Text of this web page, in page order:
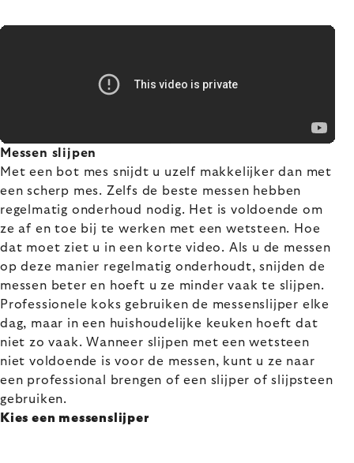
Messen slijpen
Met een bot mes snijdt u uzelf makkelijker dan met
een scherp mes. Zelfs de beste messen hebben
regelmatig onderhoud nodig. Het is voldoende om
ze af en toe bij te werken met een wetsteen. Hoe
dat moet ziet u in een korte video. Als u de messen
op deze manier regelmatig onderhoudt, snijden de
messen beter en hoeft u ze minder vaak te slijpen.
Professionele koks gebruiken de messenslijper elke
dag, maar in een huishoudelijke keuken hoeft dat
niet zo vaak. Wanneer slijpen met een wetsteen
niet voldoende is voor de messen, kunt u ze naar
een professional brengen of een slijper of slijpsteen
gebruiken.
Kies een messenslijper